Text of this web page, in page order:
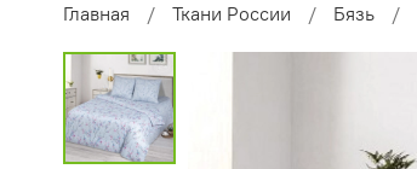
Главная Ткани России Бязь